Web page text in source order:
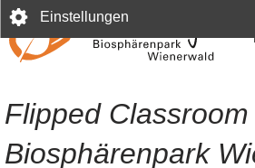
Direkt
zum
Inhalt
Einstellungen
Flipped Classroom
Biosphärenpark